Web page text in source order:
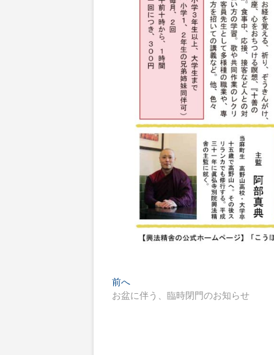
投
稿
前へ
去
お盆に伴う、臨時閉門のお知らせ